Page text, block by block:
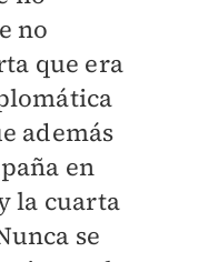
no
que era
además
en
la cuarta
se